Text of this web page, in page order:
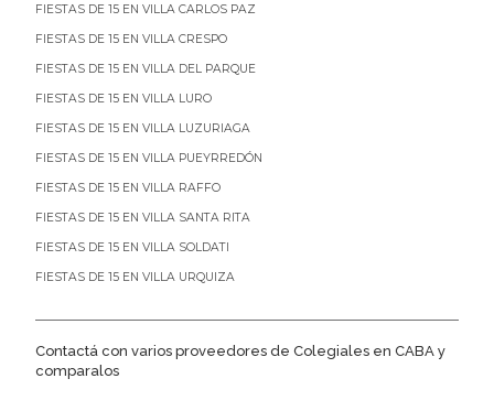
FIESTAS DE 15 EN VILLA CARLOS PAZ
FIESTAS DE 15 EN VILLA CRESPO
FIESTAS DE 15 EN VILLA DEL PARQUE
FIESTAS DE 15 EN VILLA LURO
FIESTAS DE 15 EN VILLA LUZURIAGA
FIESTAS DE 15 EN VILLA PUEYRREDÓN
FIESTAS DE 15 EN VILLA RAFFO
FIESTAS DE 15 EN VILLA SANTA RITA
FIESTAS DE 15 EN VILLA SOLDATI
FIESTAS DE 15 EN VILLA URQUIZA
Contactá con varios proveedores de Colegiales en CABA y
comparalos